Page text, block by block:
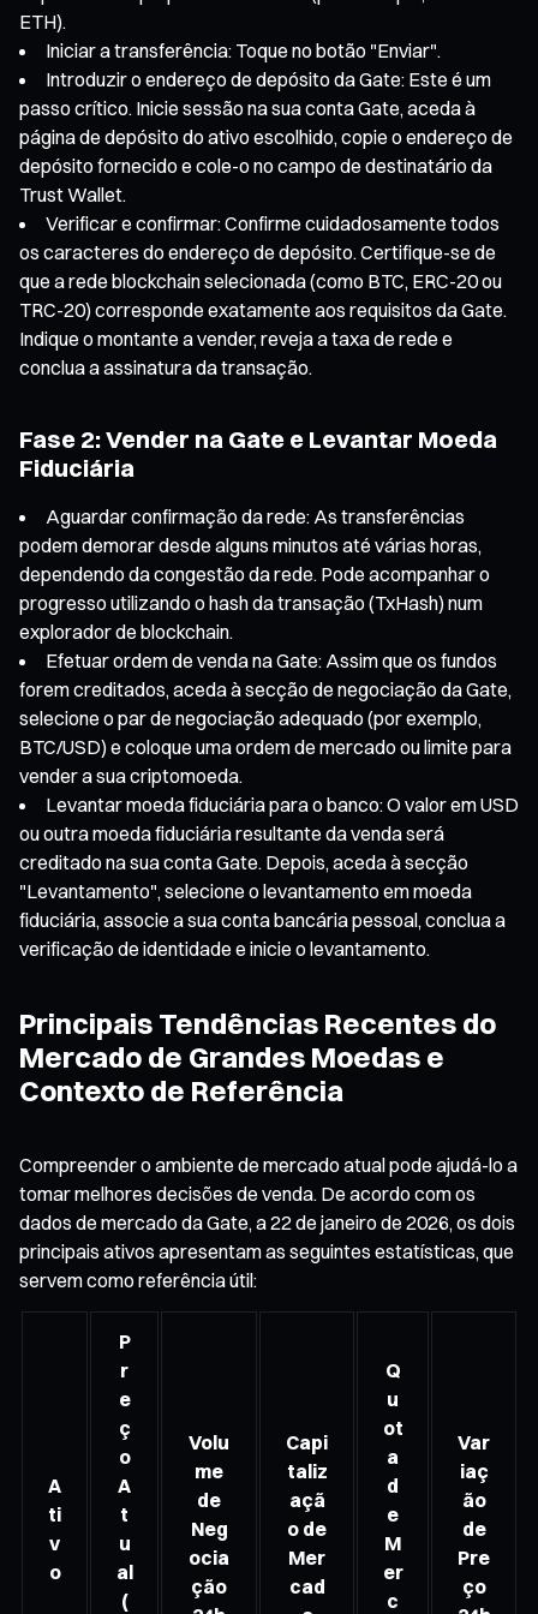
ETH).
Iniciar a transferência: Toque no botão "Enviar".
Introduzir o endereço de depósito da Gate: Este é um
passo crítico. Inicie sessão na sua conta Gate, aceda à
página de depósito do ativo escolhido, copie o endereço de
depósito fornecido e cole-o no campo de destinatário da
Trust Wallet.
Verificar e confirmar: Confirme cuidadosamente todos
os caracteres do endereço de depósito. Certifique-se de
que a rede blockchain selecionada (como BTC, ERC-20 ou
TRC-20) corresponde exatamente aos requisitos da Gate.
Indique o montante a vender, reveja a taxa de rede e
conclua a assinatura da transação.
Fase 2: Vender na Gate e Levantar Moeda
Fiduciária
Aguardar confirmação da rede: As transferências
podem demorar desde alguns minutos até várias horas,
dependendo da congestão da rede. Pode acompanhar o
progresso utilizando o hash da transação (TxHash) num
explorador de blockchain.
Efetuar ordem de venda na Gate: Assim que os fundos
forem creditados, aceda à secção de negociação da Gate,
selecione o par de negociação adequado (por exemplo,
BTC/USD) e coloque uma ordem de mercado ou limite para
vender a sua criptomoeda.
Levantar moeda fiduciária para o banco: O valor em USD
ou outra moeda fiduciária resultante da venda será
creditado na sua conta Gate. Depois, aceda à secção
"Levantamento", selecione o levantamento em moeda
fiduciária, associe a sua conta bancária pessoal, conclua a
verificação de identidade e inicie o levantamento.
Principais Tendências Recentes do
Mercado de Grandes Moedas e
Contexto de Referência
Compreender o ambiente de mercado atual pode ajudá-lo a
tomar melhores decisões de venda. De acordo com os
dados de mercado da Gate, a 22 de janeiro de 2026, os dois
principais ativos apresentam as seguintes estatísticas, que
servem como referência útil:
A
ti
v
o
P
r
e
ç
o
A
t
u
al
(
Volu
me
de
Neg
ocia
ção
Capi
taliz
açã
o de
Mer
cad
Q
u
ot
a
d
e
M
er
c
Var
iaç
ão
de
Pre
ço